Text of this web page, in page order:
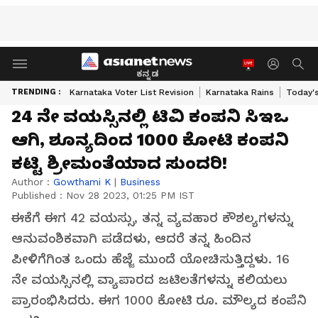
ಕನ್ನಡ
TRENDING : Karnataka Voter List Revision Karnataka Rains
24 ನೇ ವಯಸ್ಸಿನಲ್ಲಿ ಟಿವಿ ಕಂಪನಿ ಸಿಇಒ
ಆಗಿ, ಶೂನ್ಯದಿಂದ 1000 ಕೋಟಿ ಕಂಪನಿ
ಕಟ್ಟಿ ಶ್ರೀಮಂತೆಯಾದ ಸುಂದರಿ!
Author : Gowthami K | Business
Published : Nov 28 2023, 01:25 PM IST
ಈಕೆಗೆ ಈಗ 42 ವಯಸ್ಸು, ತನ್ನ ವ್ಯವಹಾರ ಕೌಶಲ್ಯಗಳನ್ನು
ಆನುವಂಶಿಕವಾಗಿ ಪಡೆದಳು, ಆದರೆ ತನ್ನ ಹಿಂದಿನ
ಪೀಳಿಗೆಗಿಂತ ಒಂದು ಹೆಜ್ಜೆ ಮುಂದೆ ಯೋಚಿಸುತ್ತಿದ್ದಳು. 16
ನೇ ವಯಸ್ಸಿನಲ್ಲಿ ವ್ಯಾಪಾರದ ಜಟಿಲತೆಗಳನ್ನು ಕಲಿಯಲು
ಪ್ರಾರಂಭಿಸಿದರು. ಈಗ 1000 ಕೋಟಿ ರೂ. ಮೌಲ್ಯದ ಕಂಪೆನಿ